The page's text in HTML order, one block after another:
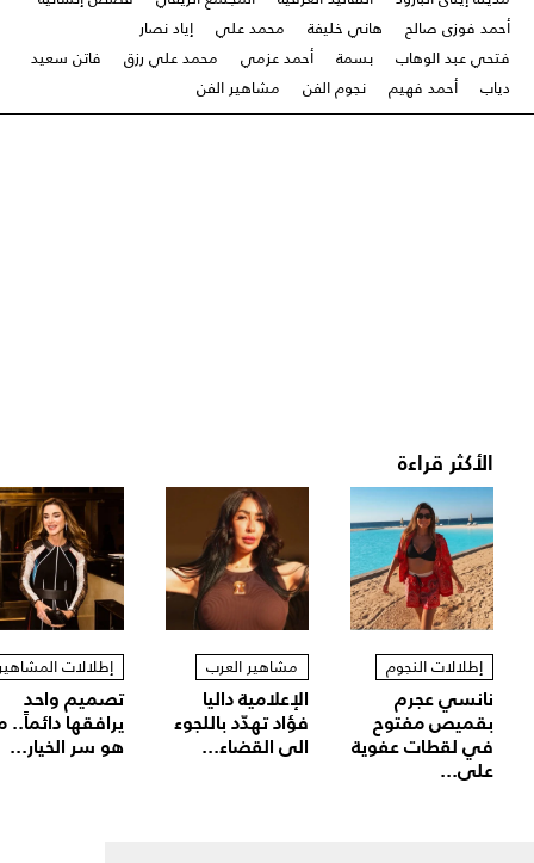
أحمد فوزى صالح
هاني خليفة محمد علي
إياد نصار
فتحي عبد الوهاب
بسمة أحمد عزمي محمد علي رزق
فاتن سعيد
دياب
أحمد فهيم نجوم الفن مشاهير الفن
الأكثر قراءة
إطلالات النجوم
نانسي عجرم
بقميص مفتوح
في لقطات عفوية
على...
مشاهير العرب
الإعلامية داليا
فؤاد تهدّد باللجوء
الى القضاء...
إطلالات
تصميم واحد
يرافقها دائماً..
هو سر الخيار...